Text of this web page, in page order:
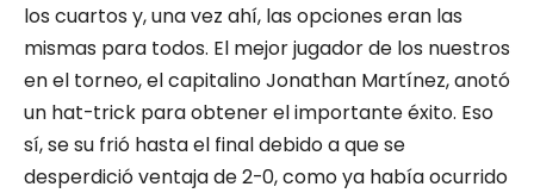
los cuartos y, una vez ahí, las opciones eran las
mismas para todos. El mejor jugador de los nuestros
en el torneo, el capitalino Jonathan Martínez, anotó
un hat-trick para obtener el importante éxito. Eso
sí, se su frió hasta el final debido a que se
desperdició ventaja de 2-0, como ya había ocurrido